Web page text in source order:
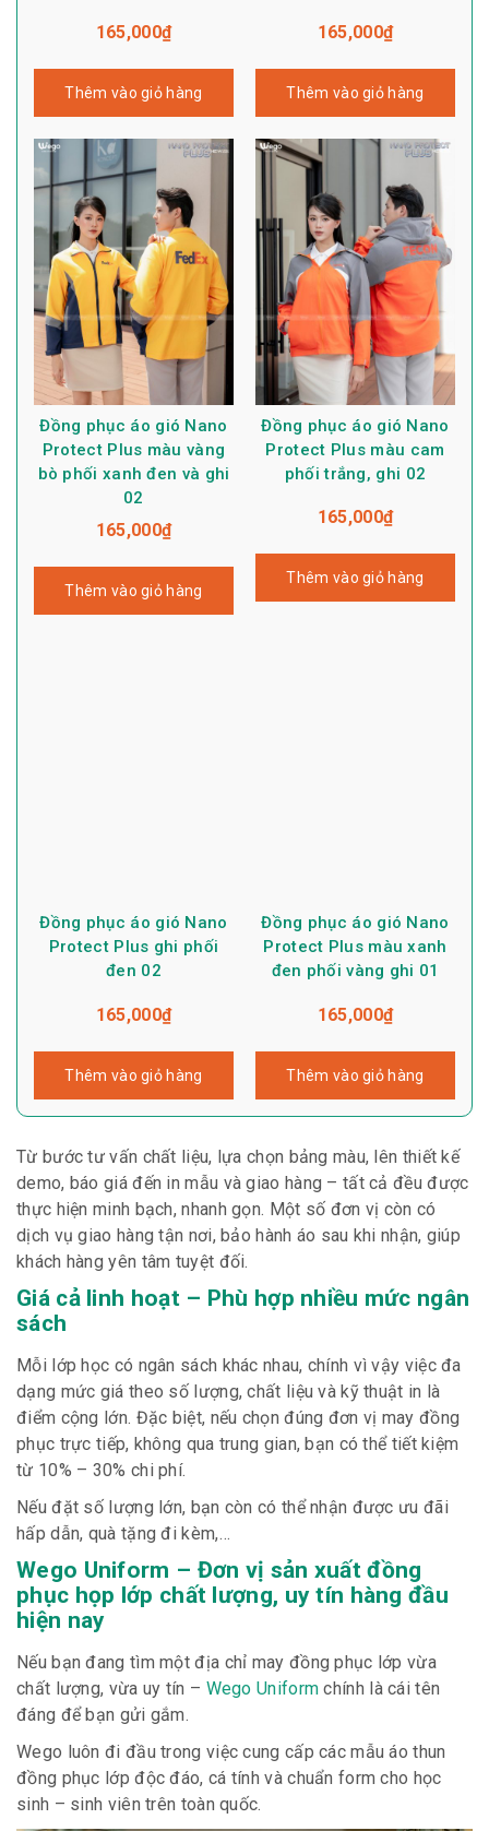
165,000₫
Thêm vào giỏ hàng
165,000₫
Thêm vào giỏ hàng
Đồng phục áo gió Nano
Protect Plus màu vàng
bò phối xanh đen và ghi
02
165,000₫
Thêm vào giỏ hàng
Đồng phục áo gió Nano
Protect Plus màu cam
phối trắng, ghi 02
165,000₫
Thêm vào giỏ hàng
Đồng phục áo gió Nano
Protect Plus ghi phối
đen 02
165,000₫
Thêm vào giỏ hàng
Đồng phục áo gió Nano
Protect Plus màu xanh
đen phối vàng ghi 01
165,000₫
Thêm vào giỏ hàng
Từ bước tư vấn chất liệu, lựa chọn bảng màu, lên thiết kế
demo, báo giá đến in mẫu và giao hàng – tất cả đều được
thực hiện minh bạch, nhanh gọn. Một số đơn vị còn có
dịch vụ giao hàng tận nơi, bảo hành áo sau khi nhận, giúp
khách hàng yên tâm tuyệt đối.
Giá cả linh hoạt – Phù hợp nhiều mức ngân
sách
Mỗi lớp học có ngân sách khác nhau, chính vì vậy việc đa
dạng mức giá theo số lượng, chất liệu và kỹ thuật in là
điểm cộng lớn. Đặc biệt, nếu chọn đúng đơn vị may đồng
phục trực tiếp, không qua trung gian, bạn có thể tiết kiệm
từ 10% – 30% chi phí.
Nếu đặt số lượng lớn, bạn còn có thể nhận được ưu đãi
hấp dẫn, quà tặng đi kèm,…
Wego Uniform – Đơn vị sản xuất đồng
phục họp lớp chất lượng, uy tín hàng đầu
hiện nay
Nếu bạn đang tìm một địa chỉ may đồng phục lớp vừa
chất lượng, vừa uy tín – Wego Uniform chính là cái tên
đáng để bạn gửi gắm.
Wego luôn đi đầu trong việc cung cấp các mẫu áo thun
đồng phục lớp độc đáo, cá tính và chuẩn form cho học
sinh – sinh viên trên toàn quốc.